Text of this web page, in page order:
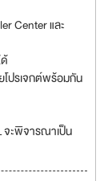
Center และ
โปรเจกต์พร้อมกัน
จะพิจารณาเป็น